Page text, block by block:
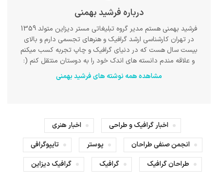
درباره فرشید بهمنی
فرشید بهمنی هستم مدیر گروه تبلیغاتی مستر دیزاین متولد 1359
در تهران کارشناسی ارشد گرافیک و هنرهای تجسمی دارم و بالای
بیست سال هست که در دنیای گرافیک و چاپ تجربه کسب میکنم
و علاقه مندم دانسته های اندک خود را به دوستان منتقل کنم (:
مشاهده همه نوشته های فرشید بهمنی
اخبار گرافیک و طراحی
اخبار هنری
انجمن صنفی طراحان
پوستر
تایپوگرافی
طراحان گرافیک
گرافیک گرافیک دیزاین